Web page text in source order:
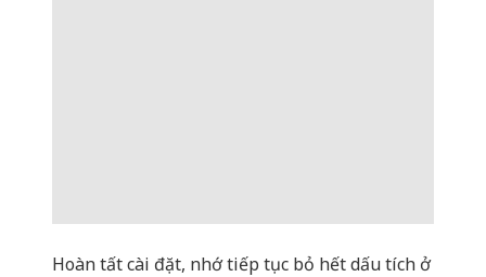
Hoàn tất cài đặt, nhớ tiếp tục bỏ hết dấu tích ở